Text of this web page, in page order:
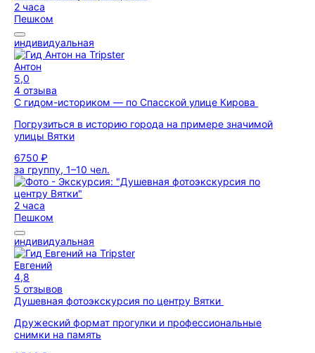
2 часа
Пешком
индивидуальная
Антон
5,0
4 отзыва
С гидом-историком — по Спасской улице Кирова
Погрузиться в историю города на примере значимой
улицы Вятки
6750 ₽
за группу, 1–10 чел.
2 часа
Пешком
индивидуальная
Евгений
4,8
5 отзывов
Душевная фотоэкскурсия по центру Вятки
Дружеский формат прогулки и профессиональные
снимки на память